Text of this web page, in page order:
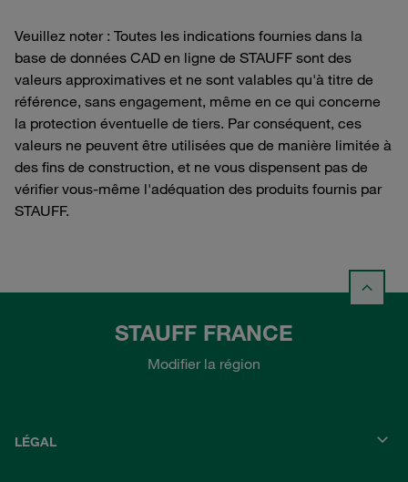
Veuillez noter : Toutes les indications fournies dans la
base de données CAD en ligne de STAUFF sont des
valeurs approximatives et ne sont valables qu'à titre de
référence, sans engagement, même en ce qui concerne
la protection éventuelle de tiers. Par conséquent, ces
valeurs ne peuvent être utilisées que de manière limitée à
des fins de construction, et ne vous dispensent pas de
vérifier vous-même l'adéquation des produits fournis par
STAUFF.
STAUFF FRANCE
Modifier la région
LÉGAL